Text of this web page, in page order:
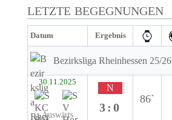
LETZTE BEGEGNUNGEN
Datum Ergebnis
Bezirksliga Rheinhessen 25/26
30.11.2025
Auswärts
N
3:0
86`